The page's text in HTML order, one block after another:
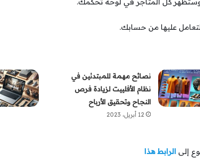
نصائح مهمة للمبتدئين في
نظام الأفلييت لزيادة فرص
النجاح وتحقيق الأرباح
12 أبريل، 2023
إلى الرابط هذا